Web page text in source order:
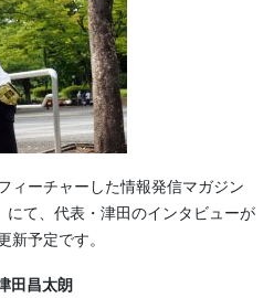
ィーチャーした情報発信マガジン
て、代表・津田のインタビューが
予定です。
田昌太朗